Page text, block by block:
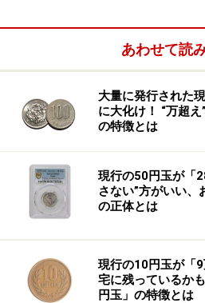
「系列企業」という麻
日本企業の海外生産比率の拡大
ドイツには「系列」がないが、
する系列がある。系列の標準的
る企業の生産ラインの一部を切
なる企業の生産ラインを稼働
が安いなどの理由により総コス
あわせて読
大量に発行された
に大化け！ “万超
の特徴とは
現行の50円玉が「
さない”方がいい、
の正体とは
現行の10円玉が「
宅に残っているか
円玉」の特徴とは